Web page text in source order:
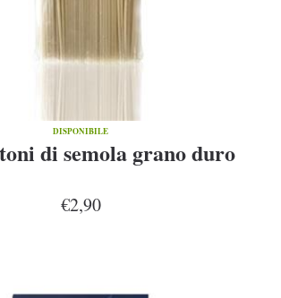
DISPONIBILE
di semola grano duro
€2,90